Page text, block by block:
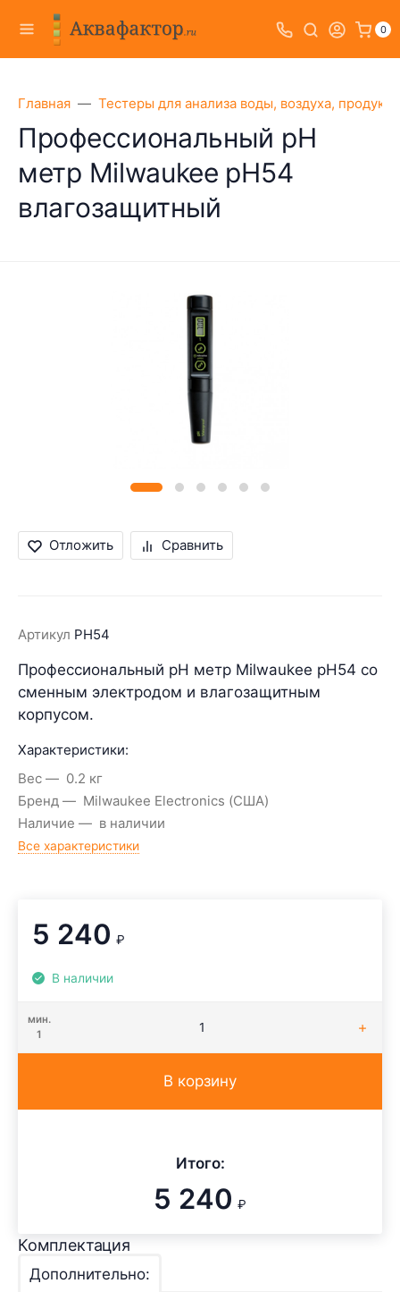
0
Главная Тестеры для анализа воды, воздуха,
Профессиональный pH
метр Milwaukee pH54
влагозащитный
Отложить Сравнить
Артикул PH54
Профессиональный pH метр Milwaukee pH54 со
сменным электродом и влагозащитным
корпусом.
Характеристики:
Вес
0.2 кг
Бренд
Milwaukee Electronics (США)
Наличие
в наличии
Все характеристики
5 240 ₽
В наличии
мин.
1
В корзину
Итого:
5 240 ₽
Комплектация
Дополнительно: